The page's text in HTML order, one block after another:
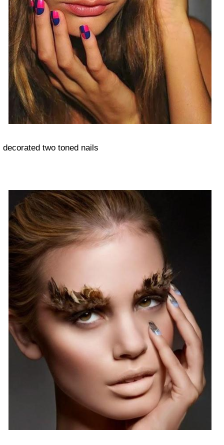
decorated two toned nails